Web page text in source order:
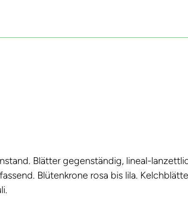
Blätter gegenständig, lineal-
Blütenkrone rosa bis lila.